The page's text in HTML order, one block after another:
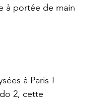
à portée de main
à Paris !
2, cette